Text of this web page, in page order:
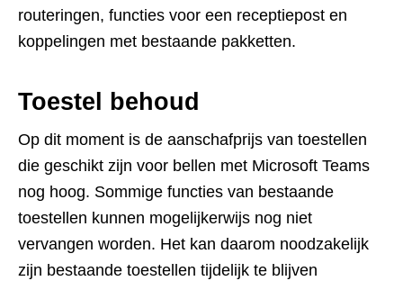
routeringen, functies voor een receptiepost en
koppelingen met bestaande pakketten.
Toestel behoud
Op dit moment is de aanschafprijs van toestellen
die geschikt zijn voor bellen met Microsoft Teams
nog hoog. Sommige functies van bestaande
toestellen kunnen mogelijkerwijs nog niet
vervangen worden. Het kan daarom noodzakelijk
zijn bestaande toestellen tijdelijk te blijven